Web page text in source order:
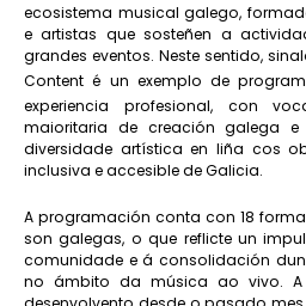
ecosistema musical galego,
e artistas que sosteñen a
grandes eventos. Neste sentido,
Content é un exemplo de
experiencia profesional, con
maioritaria de creación galega
diversidade artística en liña cos
inclusiva e accesible de Galicia.
A programación conta con 18
son galegas, o que reflicte un
comunidade e á consolidación
no ámbito da música ao vivo. A